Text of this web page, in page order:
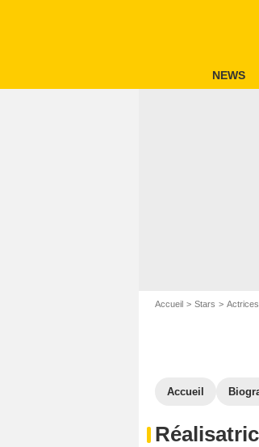
NEWS
Accueil Stars Actrices
Accueil